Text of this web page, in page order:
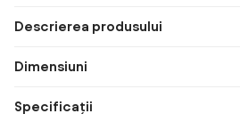
Descrierea produsului
Dimensiuni
Specificații